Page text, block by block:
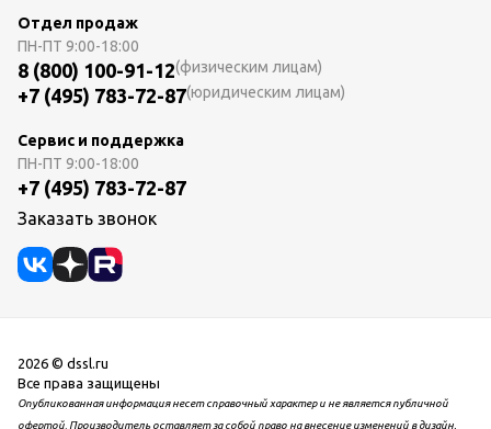
Отдел продаж
ПН-ПТ 9:00-18:00
8 (800) 100-91-12(физическим лицам)
+7 (495) 783-72-87(юридическим лицам)
Сервис и поддержка
ПН-ПТ 9:00-18:00
+7 (495) 783-72-87
Заказать звонок
2026 © dssl.ru
Все права защищены
Опубликованная информация несет справочный характер и не является публичной
офертой. Производитель оставляет за собой право на внесение изменений в дизайн,